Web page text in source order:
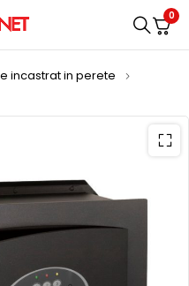
0
incastrat in perete